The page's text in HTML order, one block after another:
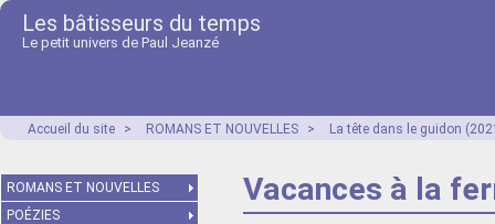
Les bâtisseurs du temps
Le petit univers de Paul Jeanzé
Accueil du site > ROMANS ET NOUVELLES > La tête dans le guidon
Vacances à la
ROMANS ET NOUVELLES
POÉZIES